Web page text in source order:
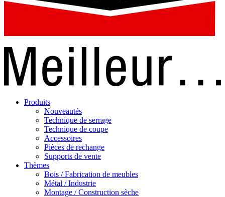
Produits
Nouveautés
Technique de serrage
Technique de coupe
Accessoires
Pièces de rechange
Supports de vente
Thèmes
Bois / Fabrication de meubles
Métal / Industrie
Montage / Construction sèche